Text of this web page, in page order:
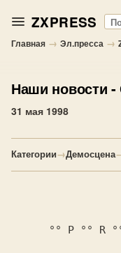
ZXPRESS
Главная → Эл.пресса →
Наши новости -
31 мая 1998
Категории→Демосцена
°° P